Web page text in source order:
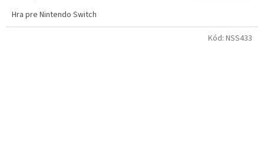
Hra pre Nintendo Switch
Kód: NSS433